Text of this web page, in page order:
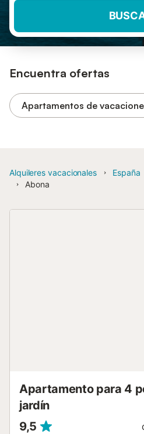
Encuentra ofertas
Apartamentos de
Alquileres vacacionales España
Abona
Apartamento para 4
jardín
9,5